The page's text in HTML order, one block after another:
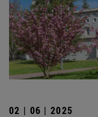
02 | 06 | 2025